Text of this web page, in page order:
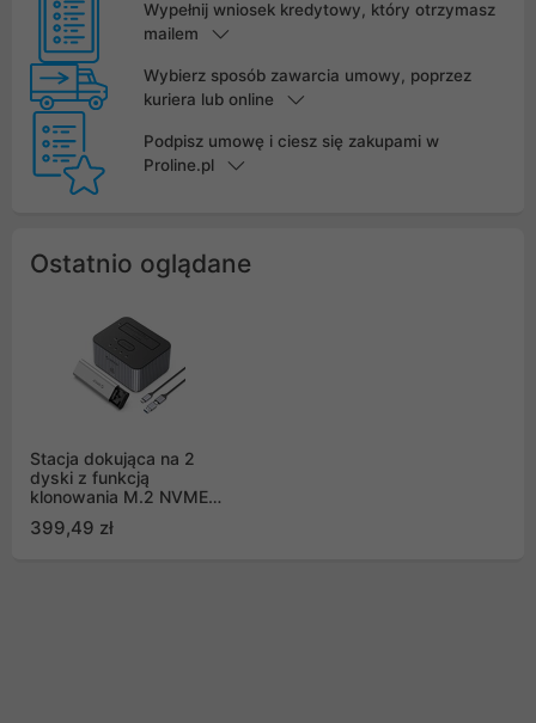
Wypełnij wniosek kredytowy, który otrzymasz
mailem
Wybierz sposób zawarcia umowy, poprzez
kuriera lub online
Podpisz umowę i ciesz się zakupami w
Proline.pl
Ostatnio oglądane
Stacja dokująca na 2
dyski z funkcją
klonowania M.2 NVME
SSD ORICO - szara
399,49 zł